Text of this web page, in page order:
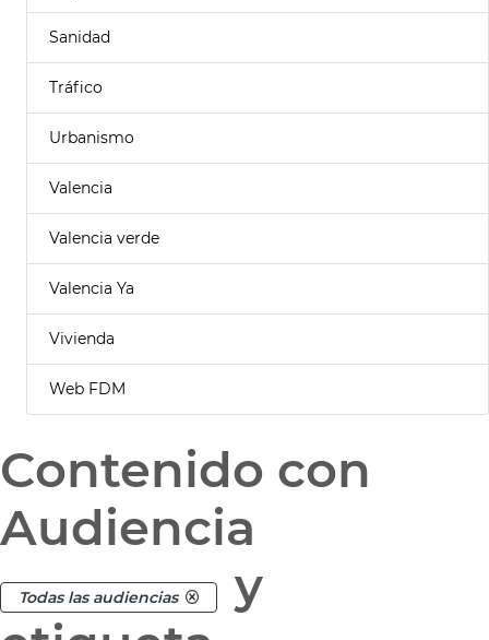
Sanidad
Tráfico
Urbanismo
Valencia
Valencia verde
Valencia Ya
Vivienda
Web FDM
Contenido con
Audiencia
Todas las audiencias
y